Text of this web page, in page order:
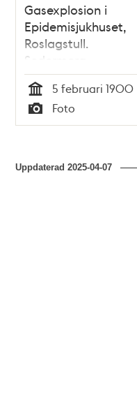
Gasexplosion i
Epidemisjukhuset,
Roslagstull.
Sedermera
Roslagstulls sjukhus
Tid
5 februari 1900
Typ
Foto
Uppdaterad2025-04-07